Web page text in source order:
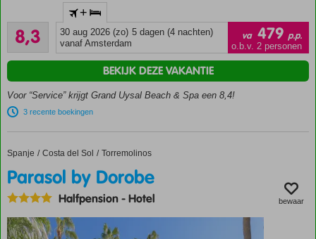
steenworp
afstand
van het
van
Alanya
Ruime
8,3
Zeer goed
516
beoordelingen
+
30 aug 2026 (zo) 5 dagen (4 nachten)
vanaf Amsterdam
va 479 p.p.
o.b.v. 2 personen
Voor “Service” krijgt Grand Uysal Beach & Spa een 8,4!
3 recente boekingen
BEKIJK DEZE VAKANTIE
Home
Spanje Costa del Sol Torremolinos
Parasol by Dorobe
Parasol by Dorobe
Halfpension-Hotel bewaar